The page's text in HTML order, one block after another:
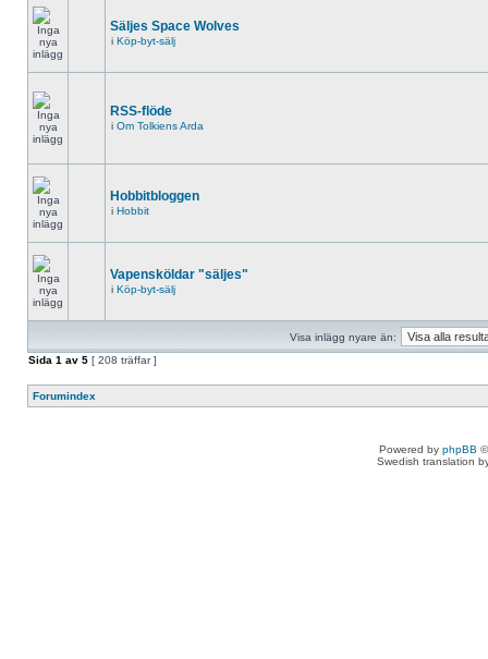
Säljes Space Wolves
i Köp-byt-sälj
RSS-flöde
i Om Tolkiens Arda
Hobbitbloggen
i Hobbit
Vapensköldar "säljes"
i Köp-byt-sälj
Visa inlägg nyare än:
Sida 1 av 5 [ 208 träffar ]
Forumindex
Powered by phpBB
Swedish translation